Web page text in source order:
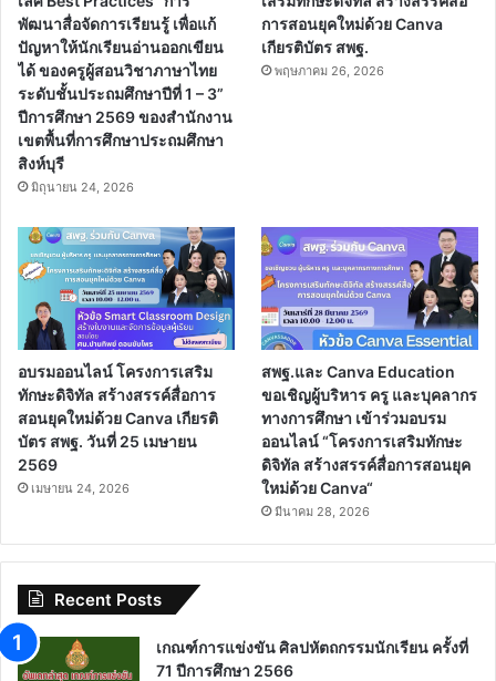
พัฒนาสื่อจัดการเรียนรู้ เพื่อแก้
ปัญหาให้นักเรียนอ่านออกเขียน
ได้ ของครูผู้สอนวิชาภาษาไทย
ระดับชั้นประถมศึกษาปีที่ 1 – 3”
ปีการศึกษา 2569 ของสำนักงาน
เขตพื้นที่การศึกษาประถมศึกษา
สิงห์บุรี
มิถุนายน 24, 2026
การสอนยุคใหม่ด้วย Canva
เกียรติบัตร สพฐ.
พฤษภาคม 26, 2026
อบรมออนไลน์ โครงการเสริม
ทักษะดิจิทัล สร้างสรรค์สื่อการ
สอนยุคใหม่ด้วย Canva เกียรติ
บัตร สพฐ. วันที่ 25 เมษายน
2569
เมษายน 24, 2026
สพฐ.และ Canva Education
ขอเชิญผู้บริหาร ครู และบุคลากร
ทางการศึกษา เข้าร่วมอบรม
ออนไลน์ “โครงการเสริมทักษะ
ดิจิทัล สร้างสรรค์สื่อการสอนยุค
ใหม่ด้วย Canva“
มีนาคม 28, 2026
Recent Posts
เกณฑ์การแข่งขัน ศิลปหัตถกรรมนักเรียน ครั้งที่
71 ปีการศึกษา 2566